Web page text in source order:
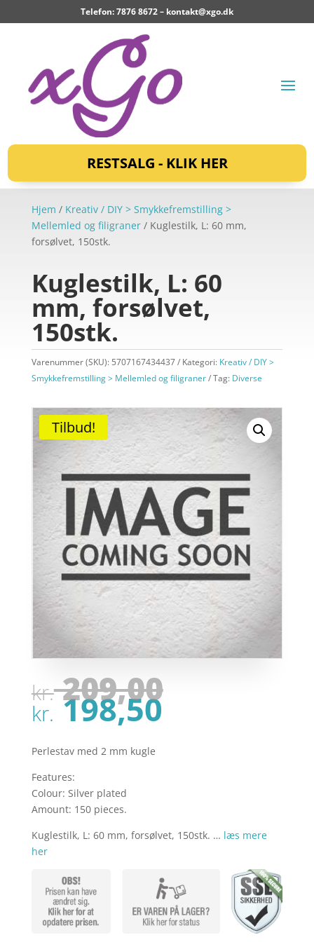
Telefon: 7876 8672 – kontakt@xgo.dk
RESTSALG - KLIK HER
Hjem / Kreativ / DIY > Smykkefremstilling >
Mellemled og filigraner/ Kuglestilk, L: 60 mm,
forsølvet, 150stk.
Kuglestilk, L: 60
mm, forsølvet,
150stk.
Varenummer (SKU): 5707167434437 Kategori: Kreativ / DIY >
Smykkefremstilling > Mellemled og filigraner
Tag: Diverse
Tilbud!
kr.209,00Den
kr.198,50Den
Perlestav med 2 mm kugle
Features:
Colour: Silver plated
Amount: 150 pieces.
Kuglestilk, L: 60 mm, forsølvet, 150stk. … læs mere
her